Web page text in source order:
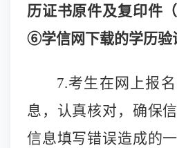
历证书原件及复印件
⑥学信网下载的学历验
7.考生在网上报
息，认真核对，确保
信息填写错误造成的